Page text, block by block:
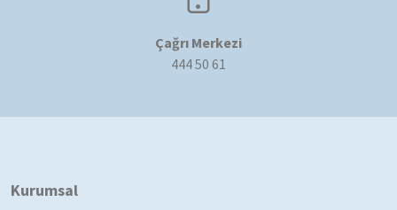
Çağrı Merkezi
444 50 61
Kurumsal